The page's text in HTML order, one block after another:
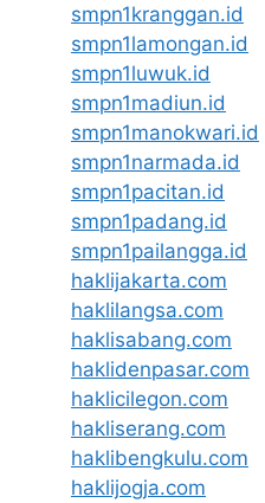
smpn1kranggan.id
smpn1lamongan.id
smpn1luwuk.id
smpn1madiun.id
smpn1manokwari.id
smpn1narmada.id
smpn1pacitan.id
smpn1padang.id
smpn1pailangga.id
haklijakarta.com
haklilangsa.com
haklisabang.com
haklidenpasar.com
haklicilegon.com
hakliserang.com
haklibengkulu.com
haklijogja.com